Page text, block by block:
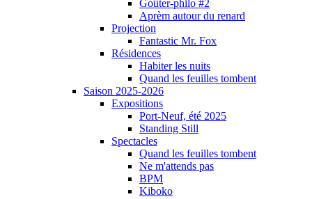
Goûter-philo #2
Aprèm autour du renard
Projection
Fantastic Mr. Fox
Résidences
Habiter les nuits
Quand les feuilles tombent
Saison 2025-2026
Expositions
Port-Neuf, été 2025
Standing Still
Spectacles
Quand les feuilles tombent
Ne m'attends pas
BPM
Kiboko